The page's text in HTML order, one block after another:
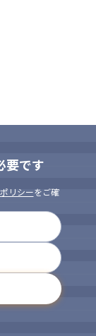
要です
リシーをご確